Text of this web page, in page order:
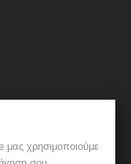
μας χρησιμοποιούμε